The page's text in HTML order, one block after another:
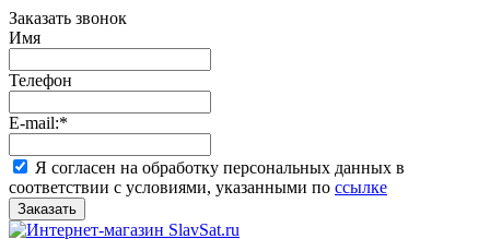
Заказать звонок
Имя
Телефон
E-mail:*
Я согласен на обработку персональных данных в
соответствии с условиями, указанными по ссылке
Заказать